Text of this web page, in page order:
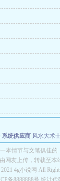
系统供应商 风水大术
制大师 华娱特效大亨
长别打脸
本情节与文笔俱佳的
网友上传，转载至本
4g小说网 All
备8888888号 统计代